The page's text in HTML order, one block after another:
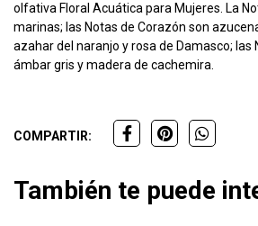
olfativa Floral Acuática para Mujeres. La
marinas; las Notas de Corazón son
azahar del naranjo y rosa de Damasco; las
ámbar gris y madera de cachemira.
COMPARTIR:
También te puede